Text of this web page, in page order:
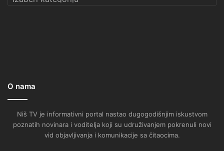
O nama
Niš TV je informativni portal nastao dugogodišnjim iskustvom
poznatih novinara i voditelja koji su udruživanjem pokrenuli novi
vid objavljivanja i komunikacije sa čitaocima.